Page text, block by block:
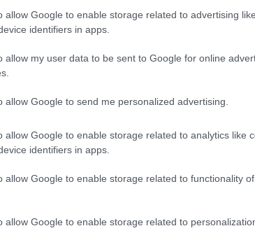
allow Google to enable storage related to advertising
identifiers in apps.
allow my user data to be sent to Google for online
allow Google to send me personalized advertising.
allow Google to enable storage related to analytics like
identifiers in apps.
allow Google to enable storage related to functionality
allow Google to enable storage related to
02·05·2025 20:10
Διαδηλώσεις και γενική απεργία στα
μέτρου της χρήσης μαντίλας σε